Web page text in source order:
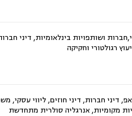
רגולטורי וחקיקה
דיני חברות, דיני חוזים, ליווי עסקי,
מקומיות, אנרגליה סולרית מתחדשת